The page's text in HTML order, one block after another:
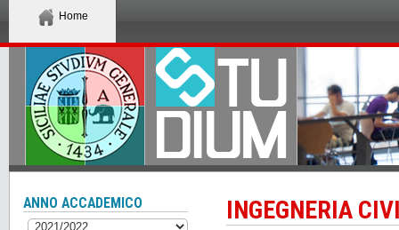
Home
INGEGNERIA
ANNO ACCADEMICO